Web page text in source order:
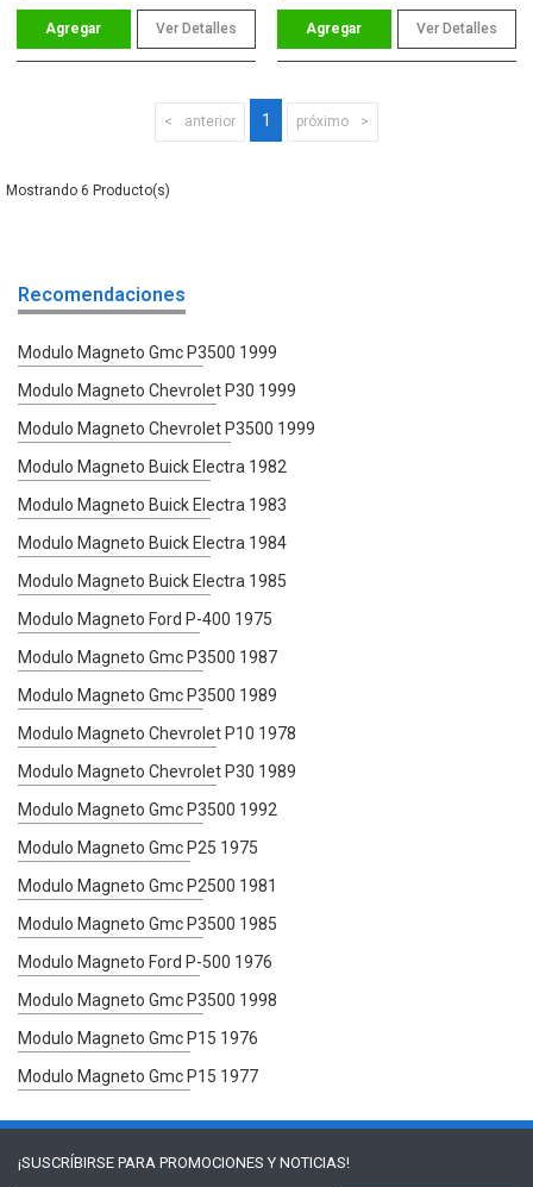
Ver Detalles Ver Detalles
anterior 1 próximo
6
Recomendaciones
Modulo Magneto Gmc P3500 1999
Modulo Magneto Chevrolet P30 1999
Modulo Magneto Chevrolet P3500 1999
Modulo Magneto Buick Electra 1982
Modulo Magneto Buick Electra 1983
Modulo Magneto Buick Electra 1984
Modulo Magneto Buick Electra 1985
Modulo Magneto Ford P-400 1975
Modulo Magneto Gmc P3500 1987
Modulo Magneto Gmc P3500 1989
Modulo Magneto Chevrolet P10 1978
Modulo Magneto Chevrolet P30 1989
Modulo Magneto Gmc P3500 1992
Modulo Magneto Gmc P25 1975
Modulo Magneto Gmc P2500 1981
Modulo Magneto Gmc P3500 1985
Modulo Magneto Ford P-500 1976
Modulo Magneto Gmc P3500 1998
Modulo Magneto Gmc P15 1976
Modulo Magneto Gmc P15 1977
¡SUSCRÍBIRSE PARA PROMOCIONES Y NOTICIAS!